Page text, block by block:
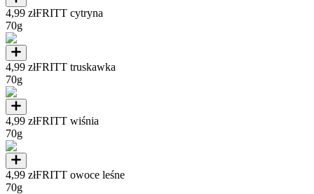
4,99 złFRITT cytryna
70g
4,99 złFRITT truskawka
70g
4,99 złFRITT wiśnia
70g
4,99 złFRITT owoce leśne
70g